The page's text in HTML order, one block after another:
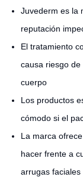
Juvederm es la
reputación
El tratamiento
causa riesgo
cuerpo
Los productos
cómodo si el
La marca
hacer frente a
arrugas